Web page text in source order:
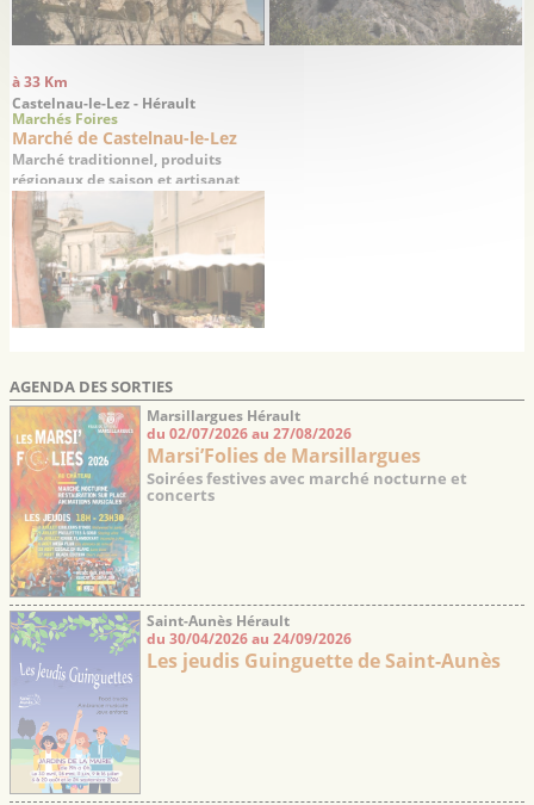
à 33 Km
Castelnau-le-Lez - Hérault
Marchés Foires
Marché de Castelnau-le-Lez
Marché traditionnel, produits
régionaux de saison et artisanat
AGENDA DES SORTIES
Marsillargues Hérault
du 02/07/2026 au 27/08/2026
Marsi’Folies de Marsillargues
Soirées festives avec marché nocturne et
concerts
Saint-Aunès Hérault
du 30/04/2026 au 24/09/2026
Les jeudis Guinguette de Saint-Aunès